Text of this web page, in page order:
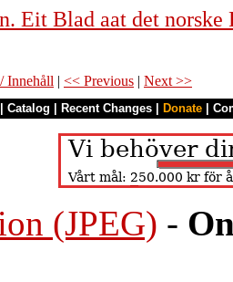
Eit Blad aat det norske
Innehåll | << Previous | Next >>
Catalog Recent Changes Donate
(JPEG) -